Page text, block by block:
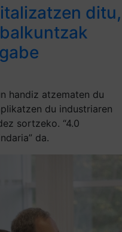
ditu,
handiz atzematen du
du industriaren
sortzeko. “4.0
da.